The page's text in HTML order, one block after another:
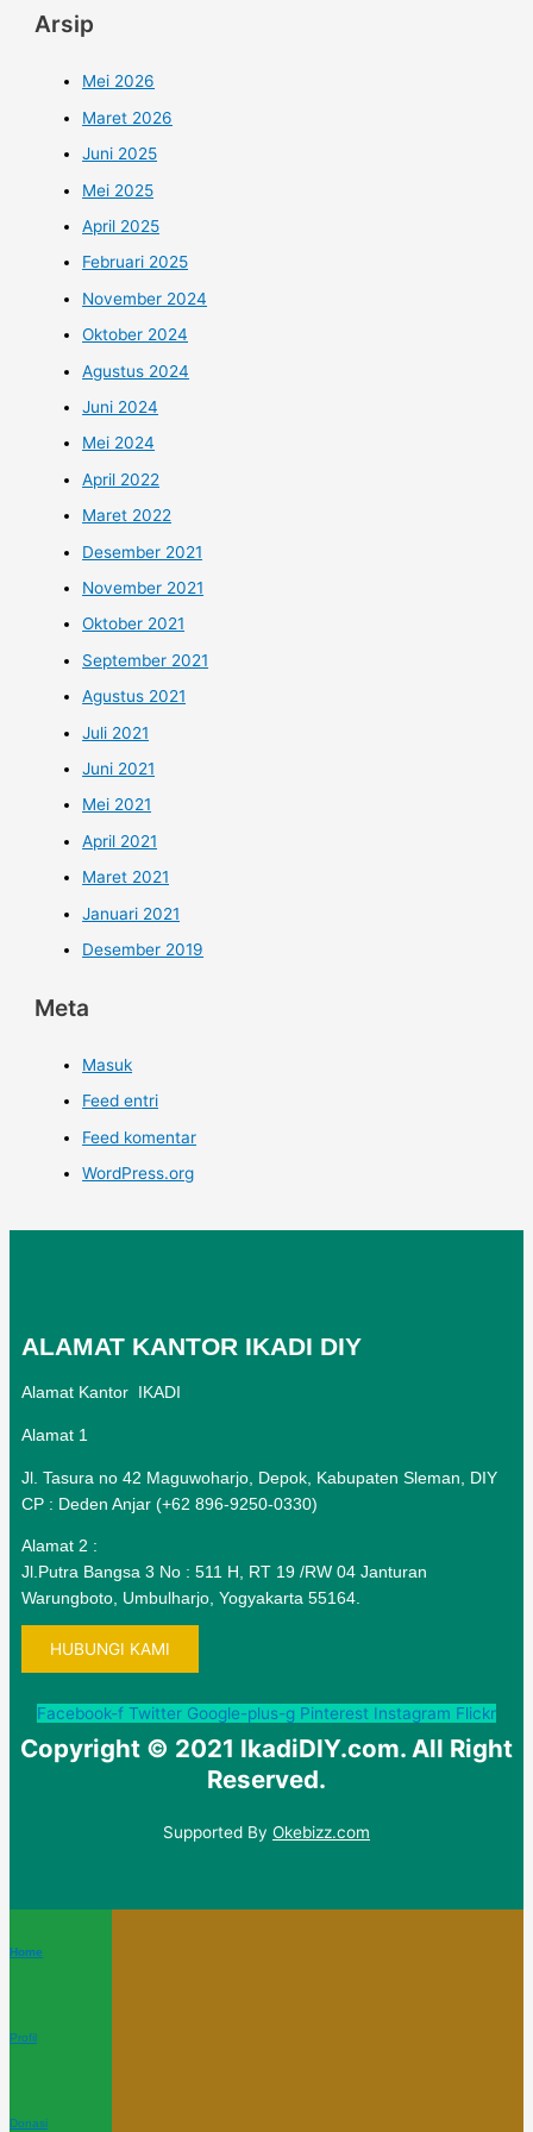
Arsip
Mei 2026
Maret 2026
Juni 2025
Mei 2025
April 2025
Februari 2025
November 2024
Oktober 2024
Agustus 2024
Juni 2024
Mei 2024
April 2022
Maret 2022
Desember 2021
November 2021
Oktober 2021
September 2021
Agustus 2021
Juli 2021
Juni 2021
Mei 2021
April 2021
Maret 2021
Januari 2021
Desember 2019
Meta
Masuk
Feed entri
Feed komentar
WordPress.org
ALAMAT KANTOR IKADI DIY
Alamat Kantor IKADI
Alamat 1
Jl. Tasura no 42 Maguwoharjo, Depok, Kabupaten Sleman, DIY
CP : Deden Anjar (+62 896-9250-0330)
Alamat 2 :
Jl.Putra Bangsa 3 No : 511 H, RT 19 /RW 04 Janturan
Warungboto, Umbulharjo, Yogyakarta 55164.
HUBUNGI KAMI
Facebook-f Twitter Google-plus-g Pinterest Instagram Flickr
Copyright © 2021 IkadiDIY.com. All Right
Reserved.
Supported By Okebizz.com
Home
Profil
Donasi